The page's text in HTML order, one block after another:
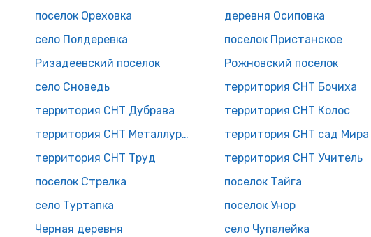
поселок Ореховка
деревня Осиповка
село Полдеревка
поселок Пристанское
Ризадеевский поселок
Рожновский поселок
село Сноведь
территория СНТ Бочиха
территория СНТ Дубрава
территория СНТ Колос
территория СНТ Металлург 2
территория СНТ сад Мира
территория СНТ Труд
территория СНТ Учитель
поселок Стрелка
поселок Тайга
село Туртапка
поселок Унор
Черная деревня
село Чупалейка